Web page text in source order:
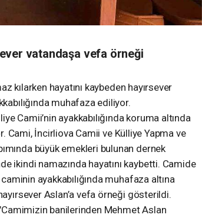
vatandaşa vefa örneği
kılarken hayatını kaybeden hayırsever
muhafaza ediliyor.
Camii’nin ayakkabılığında koruma altında
Cami, İncirliova Camii ve Külliye Yapma ve
büyük emekleri bulunan dernek
ikindi namazında hayatını kaybetti. Camide
ayakkabılığında muhafaza altına
Aslan’a vefa örneği gösterildi.
"Camimizin banilerinden Mehmet Aslan